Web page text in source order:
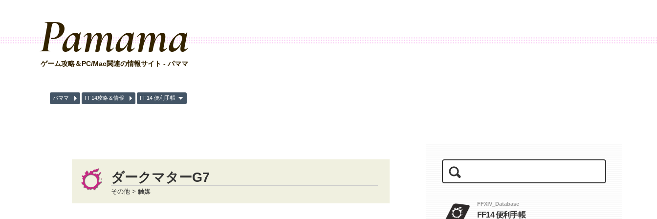
Pamama
ゲーム攻略＆PC/Mac関連の情報サイト - パママ
パママ FF14攻略＆情報 FF14 便利手帳
ダークマターG7
その他 > 触媒
FFXIV_Database
FF14 便利手帳